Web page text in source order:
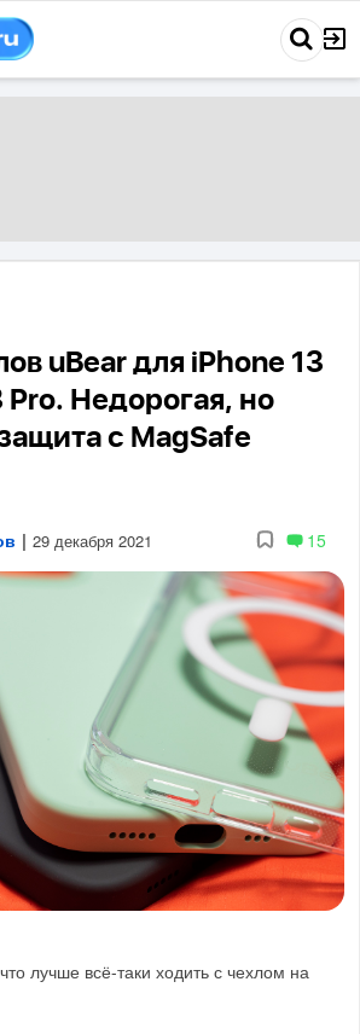
uBear для iPhone 13
Pro. Недорогая, но
с MagSafe
| 29 декабря 2021 15
лучше всё-таки ходить с чехлом на